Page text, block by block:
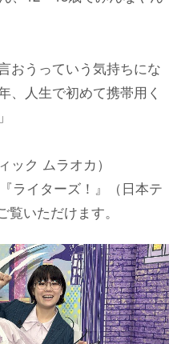
おうっていう気持ちにな
、人生で初めて携帯用く
ック ムラオカ）
ライターズ！』（日本テ
いただけます。